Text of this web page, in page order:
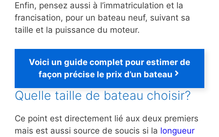
Enfin, pensez aussi à l’immatriculation et la
francisation, pour un bateau neuf, suivant sa
taille et la puissance du moteur.
Voici un guide complet pour estimer de
façon précise le prix d’un bateau
Quelle taille de bateau choisir?
Ce point est directement lié aux deux premiers
mais est aussi source de soucis si la longueur